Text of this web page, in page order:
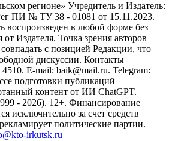
регионе» Учредитель и Издатель:
№ ТУ 38 - 01081 от 15.11.2023.
воспроизведен в любой форме без
Издателя. Точка зрения авторов
с позицией Редакции, что
дискуссии. Контакты
E-mail: baik@mail.ru. Telegram:
подготовки публикаций
контент от ИИ ChatGPT.
- 2026). 12+. Финансирование
исключительно за счет средств
политические партии.
irkutsk.ru